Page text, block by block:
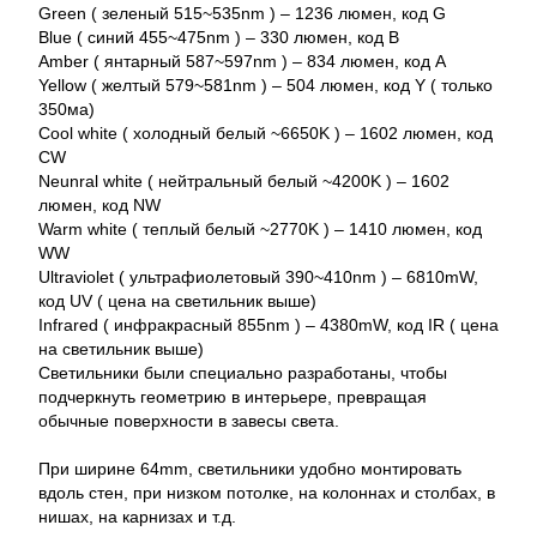
Green ( зеленый 515~535nm ) – 1236 люмен, код G
Blue ( синий 455~475nm ) – 330 люмен, код B
Amber ( янтарный 587~597nm ) – 834 люмен, код A
Yellow ( желтый 579~581nm ) – 504 люмен, код Y ( только
350ма)
Cool white ( холодный белый ~6650K ) – 1602 люмен, код
CW
Neunral white ( нейтральный белый ~4200K ) – 1602
люмен, код NW
Warm white ( теплый белый ~2770K ) – 1410 люмен, код
WW
Ultraviolet ( ультрафиолетовый 390~410nm ) – 6810mW,
код UV ( цена на светильник выше)
Infrared ( инфракрасный 855nm ) – 4380mW, код IR ( цена
на светильник выше)
Светильники были специально разработаны, чтобы
подчеркнуть геометрию в интерьере, превращая
обычные поверхности в завесы света.
При ширине 64mm, светильники удобно монтировать
вдоль стен, при низком потолке, на колоннах и столбах, в
нишах, на карнизах и т.д.